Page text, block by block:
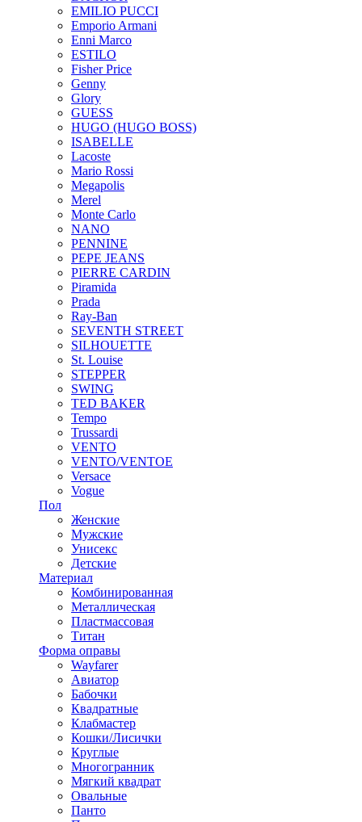
EMILIO PUCCI
Emporio Armani
Enni Marco
ESTILO
Fisher Price
Genny
Glory
GUESS
HUGO (HUGO BOSS)
ISABELLE
Lacoste
Mario Rossi
Megapolis
Merel
Monte Carlo
NANO
PENNINE
PEPE JEANS
PIERRE CARDIN
Piramida
Prada
Ray-Ban
SEVENTH STREET
SILHOUETTE
St. Louise
STEPPER
SWING
TED BAKER
Tempo
Trussardi
VENTO
VENTO/VENTOE
Versace
Vogue
Пол
Женские
Мужские
Унисекс
Детские
Материал
Комбинированная
Металлическая
Пластмассовая
Титан
Форма оправы
Wayfarer
Авиатор
Бабочки
Квадратные
Клабмастер
Кошки/Лисички
Круглые
Многогранник
Мягкий квадрат
Овальные
Панто